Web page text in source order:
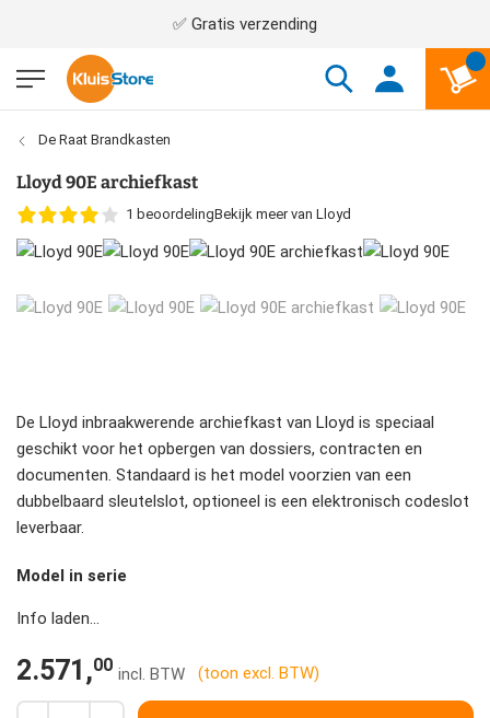
✅ Gratis verzending
De Raat Brandkasten
Lloyd 90E archiefkast
1 beoordelingBekijk meer van Lloyd
2.571,00 (toon excl. BTW)
De Lloyd inbraakwerende archiefkast van Lloyd is speciaal
geschikt voor het opbergen van dossiers, contracten en
documenten. Standaard is het model voorzien van een
dubbelbaard sleutelslot, optioneel is een elektronisch codeslot
leverbaar.
Info laden...
Model in serie